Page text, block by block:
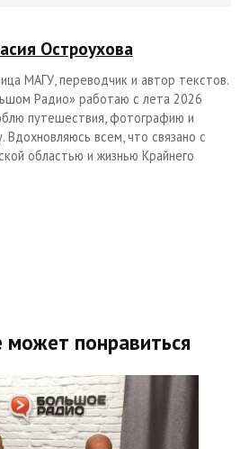
Остроухова
МАГУ, переводчик и автор текстов.
Радио» работаю с лета 2026
путешествия, фотографию и
Вдохновляюсь всем, что связано с
областью и жизнью Крайнего
понравиться